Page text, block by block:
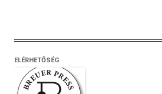
ELÉRHETŐSÉG